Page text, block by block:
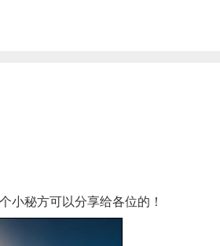
小秘方可以分享给各位的！